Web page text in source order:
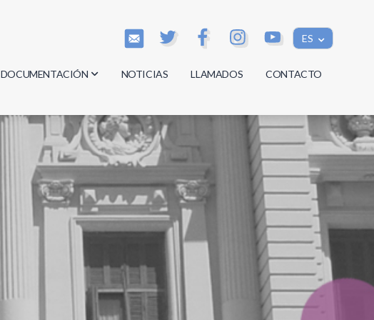
ES
DOCUMENTACIÓN
Actas
Reglamentos
Documentos
NOTICIAS LLAMADOS CONTACTO